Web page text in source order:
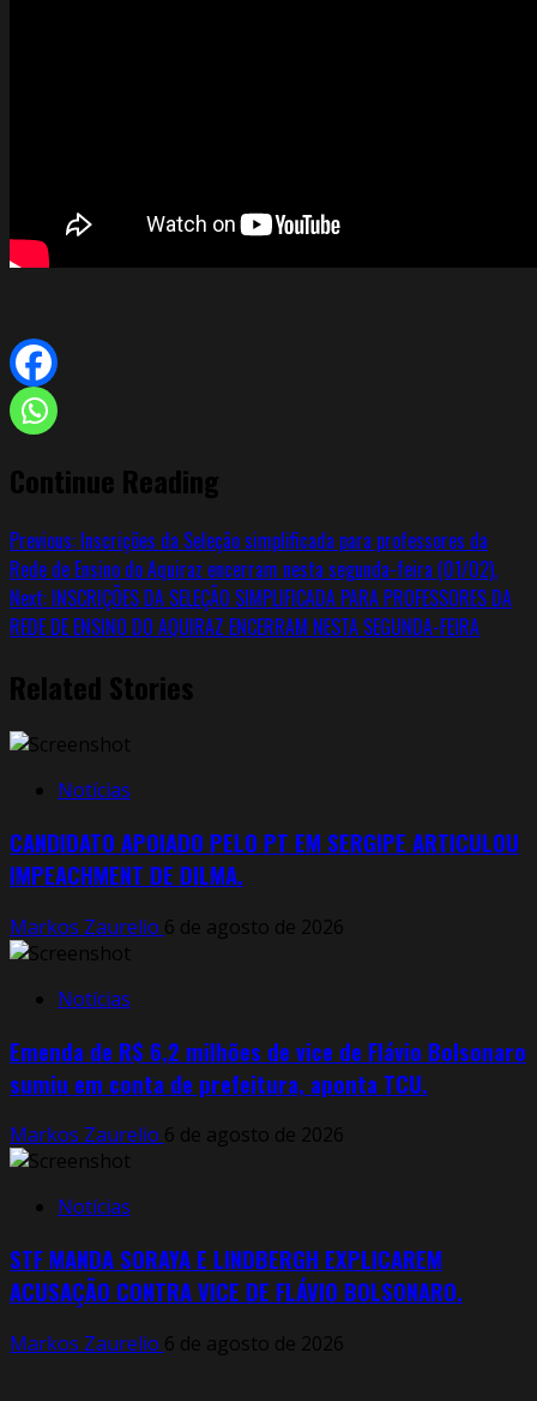
Continue Reading
Previous: Inscrições da Seleção simplificada para professores da
Rede de Ensino do Aquiraz encerram nesta segunda-feira (01/02).
Next: INSCRIÇÕES DA SELEÇÃO SIMPLIFICADA PARA PROFESSORES DA
REDE DE ENSINO DO AQUIRAZ ENCERRAM NESTA SEGUNDA-FEIRA
Related Stories
Notícias
CANDIDATO APOIADO PELO PT EM SERGIPE ARTICULOU
IMPEACHMENT DE DILMA.
Markos Zaurelio 6 de agosto de 2026
Notícias
Emenda de R$ 6,2 milhões de vice de Flávio Bolsonaro
sumiu em conta de prefeitura, aponta TCU.
Markos Zaurelio 6 de agosto de 2026
Notícias
STF MANDA SORAYA E LINDBERGH EXPLICAREM
ACUSAÇÃO CONTRA VICE DE FLÁVIO BOLSONARO.
Markos Zaurelio 6 de agosto de 2026